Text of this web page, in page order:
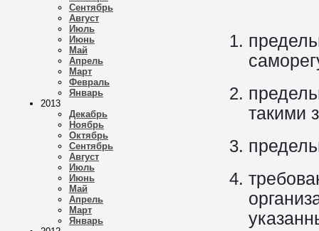
Сентябрь
Август
Июль
Июнь
Май
Апрель
Март
Февраль
Январь
2013
Декабрь
Ноябрь
Октябрь
Сентябрь
Август
Июль
Июнь
Май
Апрель
Март
Январь
такими